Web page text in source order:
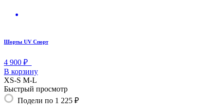
Шорты UV Спорт
4 900 ₽
В корзину
XS-S M-L
Быстрый просмотр
Подели по 1 225 ₽